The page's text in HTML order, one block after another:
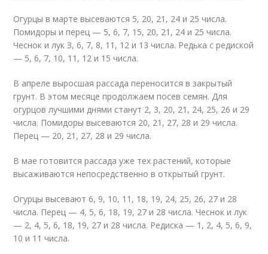
Огурцы в марте высеваются 5, 20, 21, 24 и 25 числа.
Помидоры и перец — 5, 6, 7, 15, 20, 21, 24 и 25 числа.
Чеснок и лук З, 6, 7, 8, 11, 12 и 13 числа. Редька с редиской
— 5, 6, 7, 10, 11, 12 и 15 числа.
В апреле выросшая рассада переносится в закрытый
грунт. В этом месяце продолжаем посев семян. Для
огурцов лучшими днями станут 2, 3, 20, 21, 24, 25, 26 и 29
числа. Помидоры высеваются 20, 21, 27, 28 и 29 числа.
Перец — 20, 21, 27, 28 и 29 числа.
В мае готовится рассада уже тех растений, которые
высаживаются непосредственно в открытый грунт.
Огурцы высевают 6, 9, 10, 11, 18, 19, 24, 25, 26, 27 и 28
числа. Перец — 4, 5, 6, 18, 19, 27 и 28 числа. Чеснок и лук
— 2, 4, 5, 6, 18, 19, 27 и 28 числа. Редиска — 1, 2, 4, 5, 6, 9,
10 и 11 числа.